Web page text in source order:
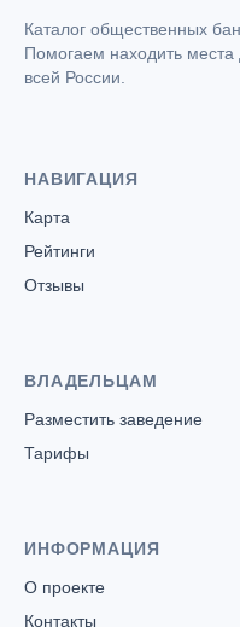
Каталог общественных
Помогаем находить
всей России.
НАВИГАЦИЯ
Карта
Рейтинги
Отзывы
ВЛАДЕЛЬЦАМ
Разместить заведение
Тарифы
ИНФОРМАЦИЯ
О проекте
Контакты